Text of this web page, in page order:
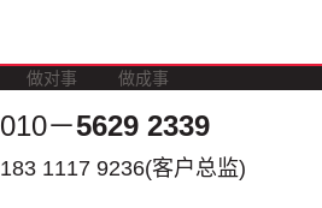
做对事 做成事
010－5629 2339
183 1117 9236(客户总监)